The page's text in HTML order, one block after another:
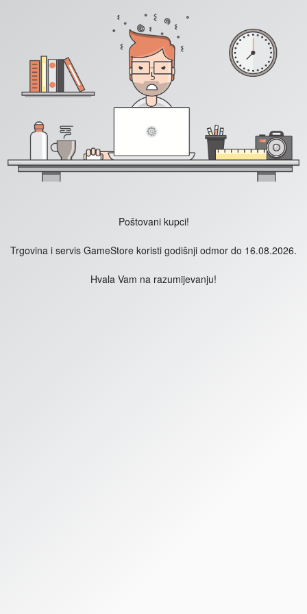
Poštovani kupci!
Trgovina i servis GameStore koristi godišnji odmor do 16.08.2026.
Hvala Vam na razumijevanju!